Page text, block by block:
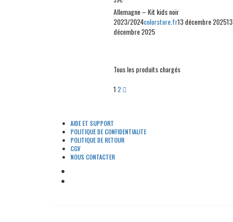
Allemagne – Kit kids noir
2023/2024colorstore.fr13 décembre 202513
décembre 2025
Tous les produits chargés
1 2
AIDE ET SUPPORT
POLITIQUE DE CONFIDENTIALITE
POLITIQUE DE RETOUR
CGV
NOUS CONTACTER